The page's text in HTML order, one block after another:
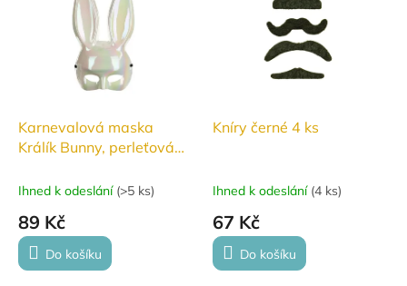
Karnevalová maska
Králík Bunny, perleťová
Ihned k odeslání (>5 ks)
89 Kč
Do košíku
Kníry černé 4 ks
Ihned k odeslání (4 ks)
67 Kč
Do košíku